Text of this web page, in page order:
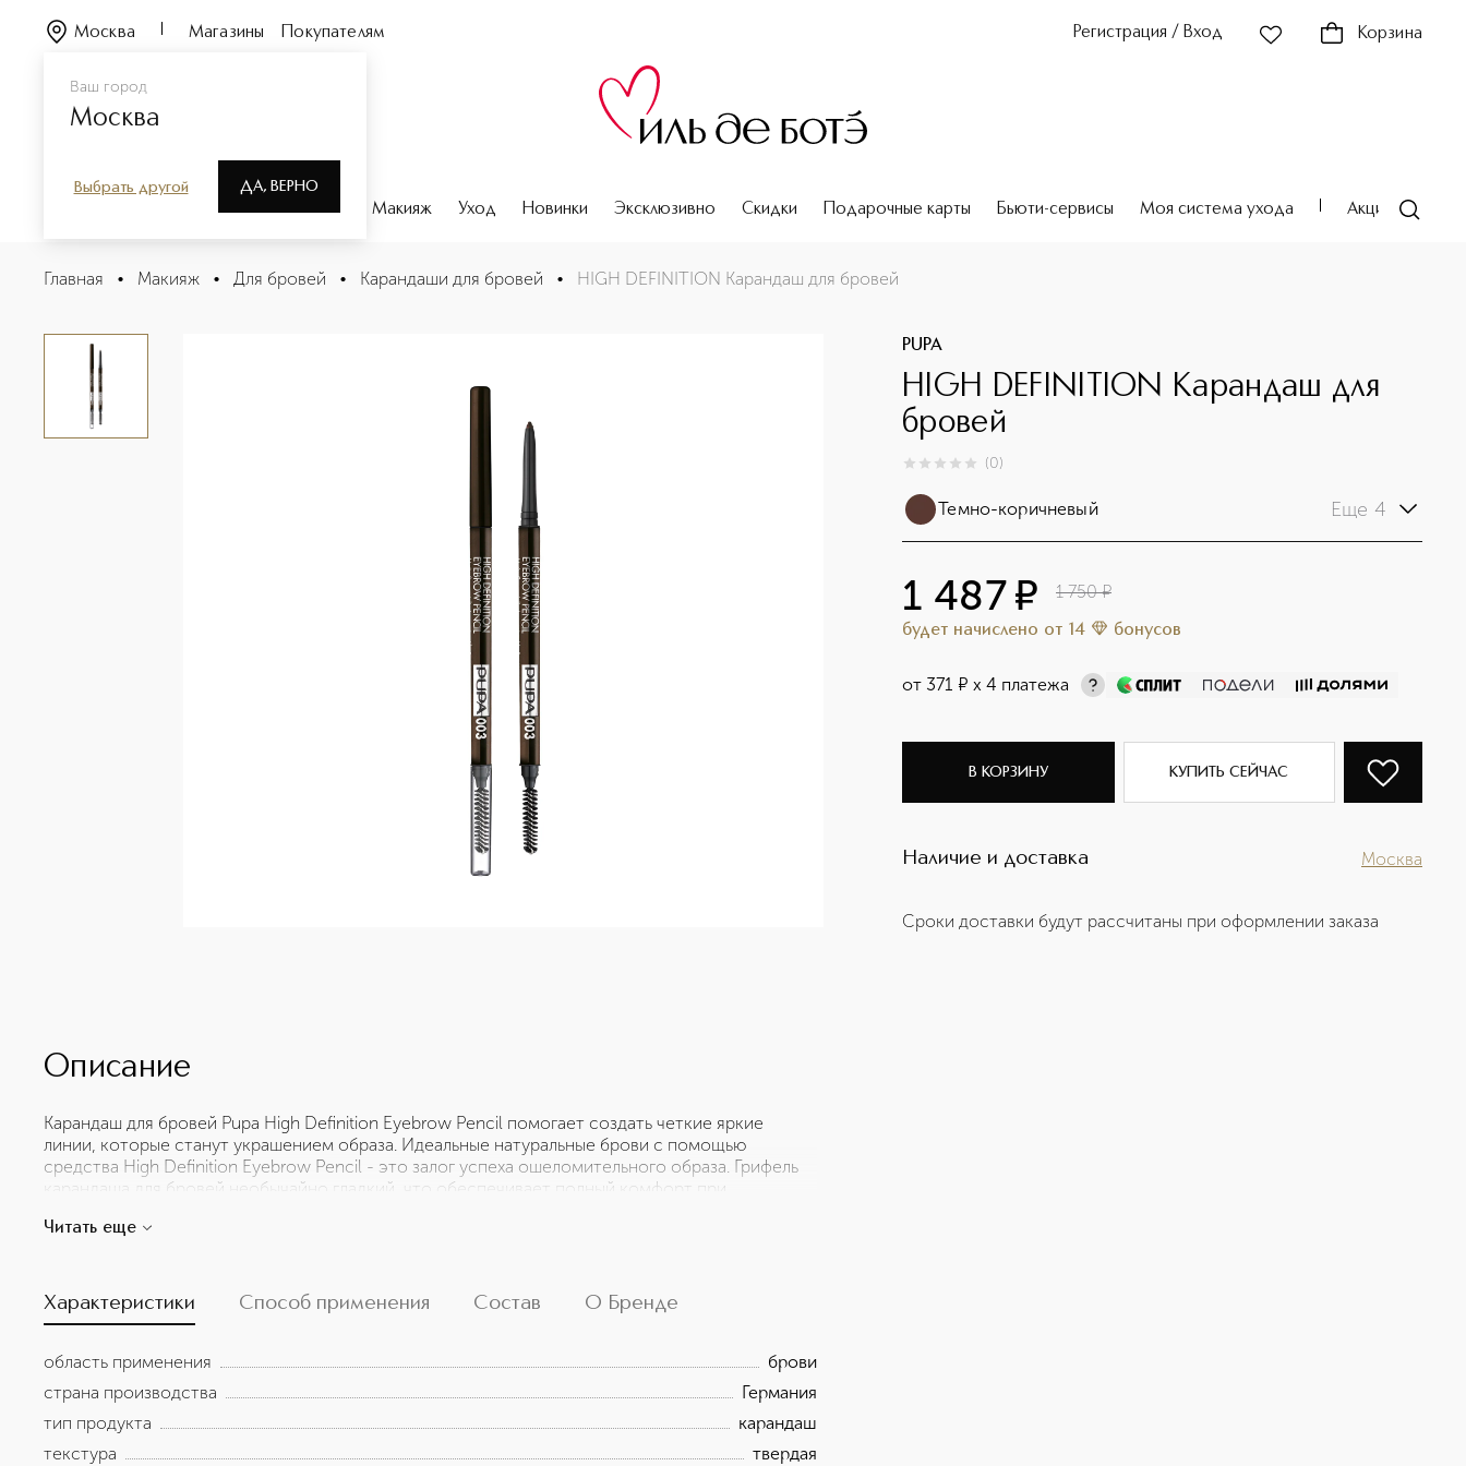
Ваш город
Москва
Выбрать другой ДА, ВЕРНО
Москва Магазины Покупателям Регистрация / Вход Корзина
Парфюмерия Макияж Уход Новинки Эксклюзивно Скидки Подарочные карты Бьюти-сервисы Моя система ухода Акции
HIGH DEFINITION Карандаш для бровей
Описание
Главная • Макияж • Для бровей • Карандаши для бровей • HIGH DEFINITION Карандаш для бровей
PUPA
HIGH DEFINITION Карандаш для
бровей
0из 0 (0)
Темно-коричневый Еще 4
1 487¤ 1 750 ¤
будет начислено от 14 бонусов
от 371 ¤ х 4 платежа
В КОРЗИНУ КУПИТЬ СЕЙЧАС
Наличие и доставка Москва
Сроки доставки будут рассчитаны при оформлении заказа
Описание
Карандаш для бровей Pupa High Definition Eyebrow Pencil помогает создать четкие яркие
линии, которые станут украшением образа. Идеальные натуральные брови с помощью
средства High Definition Eyebrow Pencil - это залог успеха ошеломительного образа. Грифель
карандаша для бровей необычайно гладкий, что обеспечивает полный комфорт при
макияжа бровей довольно высокий, что позволяет вам не беспокоиться о его безупречности
Читать еще
Характеристики Способ применения Состав О Бренде
область применения
брови
страна производства
Германия
тип продукта
карандаш
текстура
твердая